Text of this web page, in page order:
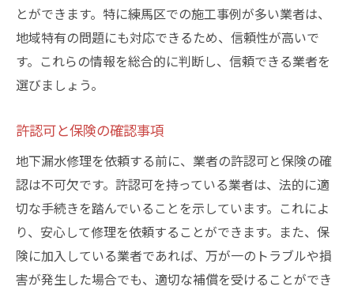
とができます。特に練馬区での施工事例が多い業者は、
地域特有の問題にも対応できるため、信頼性が高いで
す。これらの情報を総合的に判断し、信頼できる業者を
選びましょう。
許認可と保険の確認事項
地下漏水修理を依頼する前に、業者の許認可と保険の確
認は不可欠です。許認可を持っている業者は、法的に適
切な手続きを踏んでいることを示しています。これによ
り、安心して修理を依頼することができます。また、保
険に加入している業者であれば、万が一のトラブルや損
害が発生した場合でも、適切な補償を受けることができ